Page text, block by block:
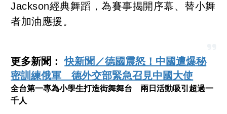
Jackson經典舞蹈，為賽事揭開序幕、替小舞
者加油應援。
更多新聞：快新聞／德國震怒！中國遭爆秘
密訓練俄軍 德外交部緊急召見中國大使
全台第一專為小學生打造街舞舞台 兩日活動吸引超過一
千人